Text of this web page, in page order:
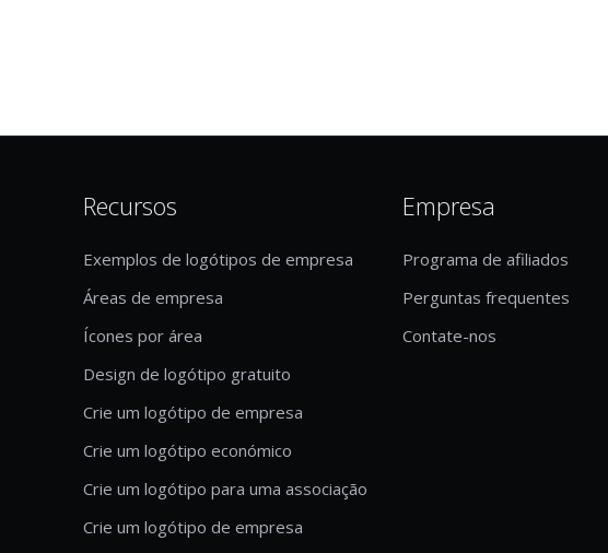
Recursos
Exemplos de logótipos de empresa
Áreas de empresa
Ícones por área
Design de logótipo gratuito
Crie um logótipo de empresa
Crie um logótipo económico
Crie um logótipo para uma associação
Crie um logótipo de empresa
Empresa
Programa de afiliados
Perguntas frequentes
Contate-nos